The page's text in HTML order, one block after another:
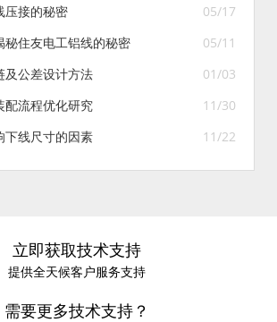
05/17
压接的秘密
05/11
秘住友电工铝线的秘密
01/03
及公差设计方法
11/30
配流程优化研究
11/22
下线尺寸的因素
立即获取技术支持
提供全天候客户服务支持
需要更多技术支持？